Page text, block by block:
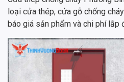
loại cửa thép, cửa gỗ chống
báo giá sản phẩm và chi phí lắp